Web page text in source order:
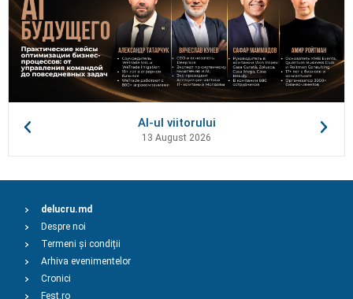
AI-ul viitorului
13 August 2026
delucru.md
Despre noi
Termeni și condiții
Arhiva evenimentelor
Cronici
Fest.ro